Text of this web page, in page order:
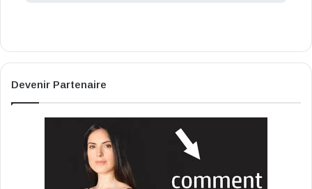
Devenir Partenaire